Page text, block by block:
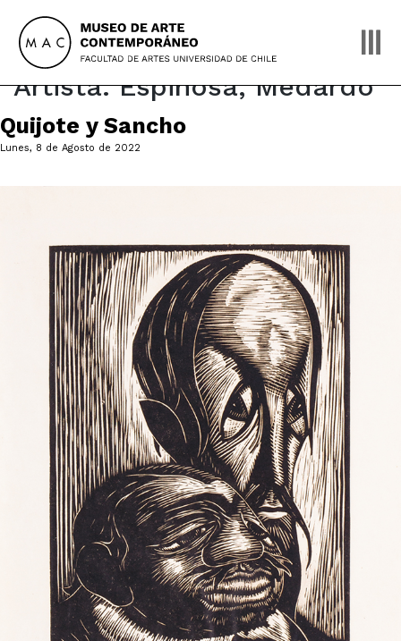
content
Artista:Espinosa, Medardo
Quijote y Sancho
Lunes, 8 de Agosto de 2022